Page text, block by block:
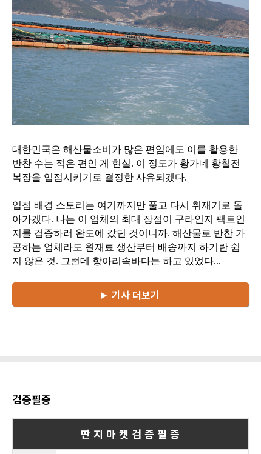
대한민국은 해산물소비가 많은 편임에도 이를 활용한
반찬 수는 적은 편인 게 현실. 이 정도가 황가네 황칠전
복장을 입점시키기로 결정한 사유되겠다.
입점 배경 스토리는 여기까지만 풀고 다시 취재기로 돌
아가겠다. 나는 이 업체의 최대 장점이 구라인지 팩트인
지를 검증하러 완도에 갔던 것이니까. 해산물로 반찬 가
공하는 업체라도 원재료 생산부터 배송까지 하기란 쉽
지 않은 것. 그런데 항아리속바다는 하고 있었다...
기사 더보기
검증필증
딴 지 마 켓 검 증 필 증